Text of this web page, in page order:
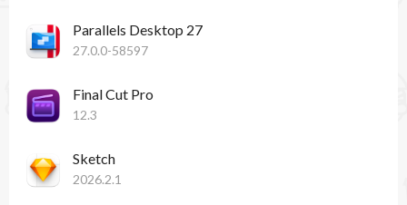
Parallels Desktop 27
27.0.0-58597
Final Cut Pro
12.3
Sketch
2026.2.1